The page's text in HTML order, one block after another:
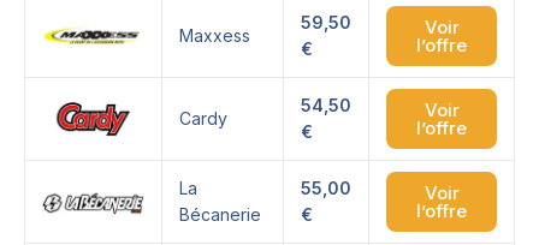
Maxxess
59,50
€
Voir
l’offre
Cardy
54,50
€
Voir
l’offre
La
Bécanerie
55,00
€
Voir
l’offre